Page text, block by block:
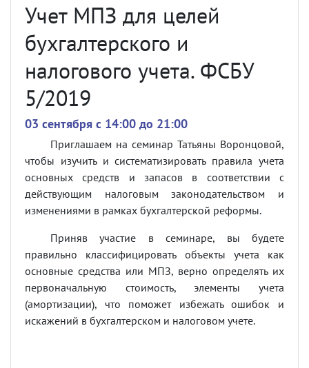
Учет МПЗ для целей
бухгалтерского и
налогового учета. ФСБУ
5/2019
03 сентября c 14:00 до 21:00
Приглашаем на семинар Татьяны Воронцовой,
чтобы изучить и систематизировать правила учета
основных средств и запасов в соответствии с
действующим налоговым законодательством и
изменениями в рамках бухгалтерской реформы.
Приняв участие в семинаре, вы будете
правильно классифицировать объекты учета как
основные средства или МПЗ, верно определять их
первоначальную стоимость, элементы учета
(амортизации), что поможет избежать ошибок и
искажений в бухгалтерском и налоговом учете.